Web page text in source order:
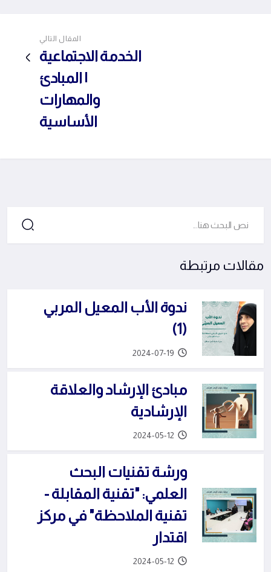
المقال التالي
الخدمة الاجتماعية
| المبادئ
والمهارات
مقالات مرتبطة
ندوة الأب المعيل المربي
(1)
2024-07-19
مبادئ الإرشاد والعلاقة
الإرشادية
2024-05-12
ورشة تقنيات البحث
العلمي: "تقنية المقابلة -
تقنية الملاحظة" في مركز
اقتدار
2024-05-12